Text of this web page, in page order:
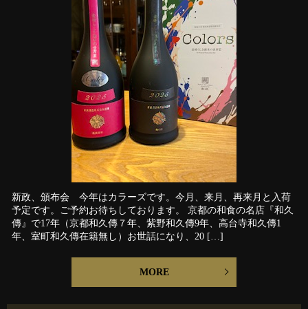
新政、頒布会 今年はカラーズです。今月、来月、再来月と入荷
予定です。ご予約お待ちしております。 京都の和食の名店『和久
傳』で17年（京都和久傳７年、紫野和久傳9年、高台寺和久傳1
年、室町和久傳在籍無し）お世話になり、20 […]
MORE